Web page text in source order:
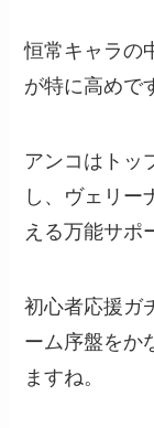
恒常キャラの
が特に高めで
アンコはトッ
し、ヴェリー
える万能サポ
初心者応援ガ
ーム序盤をか
ますね。